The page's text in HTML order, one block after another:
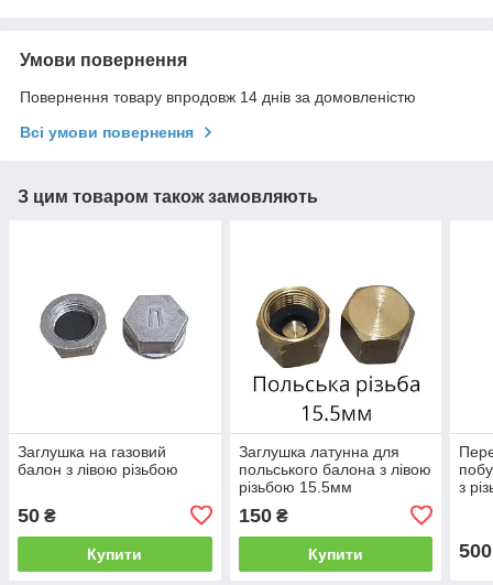
Умови повернення
Повернення товару впродовж 14 днів за домовленістю
Всі умови повернення
З цим товаром також замовляють
Заглушка на газовий
балон з лівою різьбою
50 ₴
Купити
Заглушка латунна для
польського балона з лівою
різьбою 15.5мм
150₴
Купити
з
500